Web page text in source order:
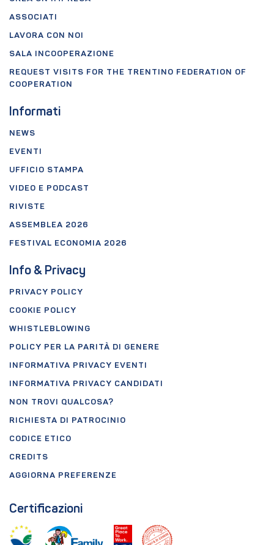
ASSOCIATI
LAVORA CON NOI
SALA INCOOPERAZIONE
REQUEST VISITS FOR THE TRENTINO FEDERATION OF
COOPERATION
Informati
NEWS
EVENTI
UFFICIO STAMPA
VIDEO E PODCAST
RIVISTE
ASSEMBLEA 2026
FESTIVAL ECONOMIA 2026
Info & Privacy
PRIVACY POLICY
COOKIE POLICY
WHISTLEBLOWING
POLICY PER LA PARITÀ DI GENERE
INFORMATIVA PRIVACY EVENTI
INFORMATIVA PRIVACY CANDIDATI
NON TROVI QUALCOSA?
RICHIESTA DI PATROCINIO
CODICE ETICO
CREDITS
AGGIORNA PREFERENZE
Certificazioni